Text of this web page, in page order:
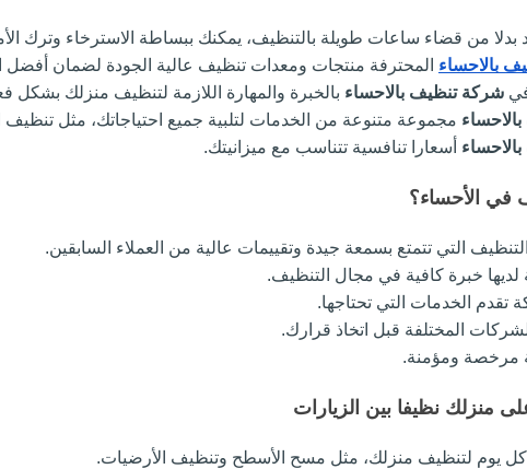
بدلا من قضاء ساعات طويلة بالتنظيف، يمكنك ببساطة الاسترخاء وترك
بالاحساء المحترفة منتجات ومعدات تنظيف عالية الجودة لضمان أفضل
شركة تنظيف بالاحساء بالخبرة والمهارة اللازمة لتنظيف منزلك بشكل
مجموعة متنوعة من الخدمات لتلبية جميع احتياجاتك، مثل تنظيف
أسعارا تنافسية تتناسب مع ميزانيتك.
في الأحساء؟
التي تتمتع بسمعة جيدة وتقييمات عالية من العملاء السابقين.
خبرة كافية في مجال التنظيف.
الخدمات التي تحتاجها.
المختلفة قبل اتخاذ قرارك.
مرخصة ومؤمنة.
منزلك نظيفا بين الزيارات
يوم لتنظيف منزلك، مثل مسح الأسطح وتنظيف الأرضيات.